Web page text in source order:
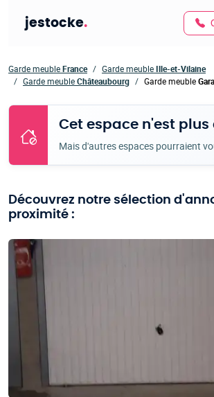
jestocke.
Garde meubleFrance Garde meubleIlle-et-Vilaine
Garde meubleChâteaubourg Garde meuble
Cet espace n'est
Mais d'autres espaces pourraient
Découvrez notre sélection
proximité :